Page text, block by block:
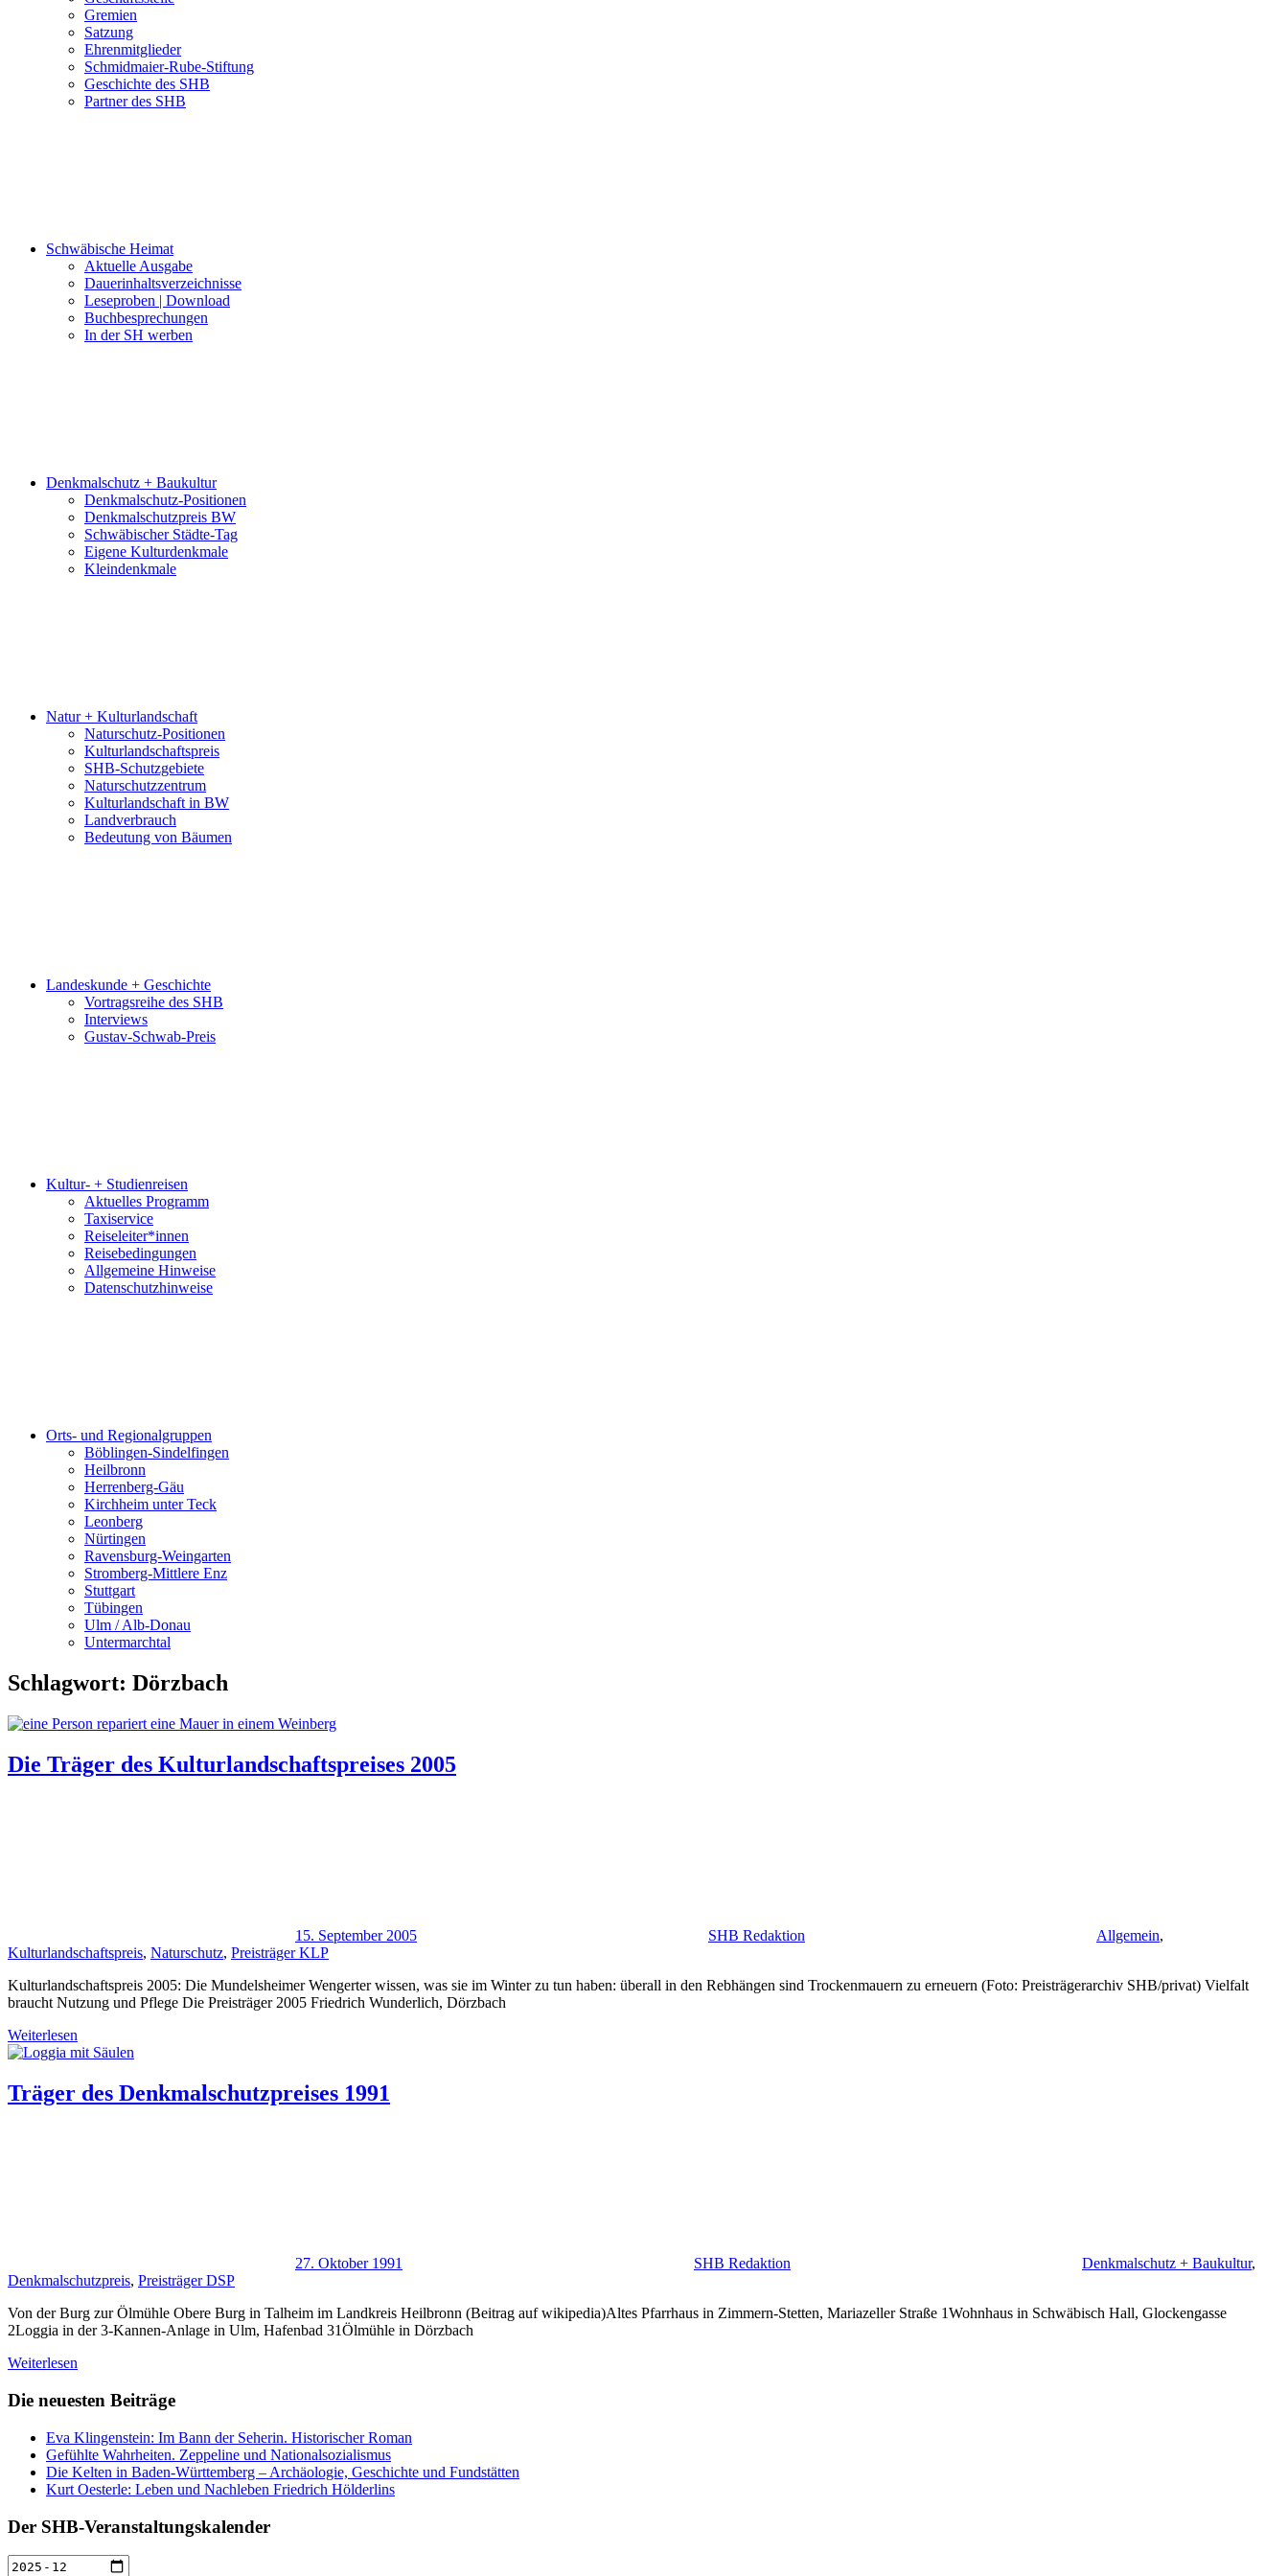
Gremien
Satzung
Ehrenmitglieder
Schmidmaier-Rube-Stiftung
Geschichte des SHB
Partner des SHB
Schwäbische Heimat
Aktuelle Ausgabe
Dauerinhaltsverzeichnisse
Leseproben | Download
Buchbesprechungen
In der SH werben
Denkmalschutz + Baukultur
Denkmalschutz-Positionen
Denkmalschutzpreis BW
Schwäbischer Städte-Tag
Eigene Kulturdenkmale
Kleindenkmale
Natur + Kulturlandschaft
Naturschutz-Positionen
Kulturlandschaftspreis
SHB-Schutzgebiete
Naturschutzzentrum
Kulturlandschaft in BW
Landverbrauch
Bedeutung von Bäumen
Landeskunde + Geschichte
Vortragsreihe des SHB
Interviews
Gustav-Schwab-Preis
Kultur- + Studienreisen
Aktuelles Programm
Taxiservice
Reiseleiter*innen
Reisebedingungen
Allgemeine Hinweise
Datenschutzhinweise
Orts- und Regionalgruppen
Böblingen-Sindelfingen
Heilbronn
Herrenberg-Gäu
Kirchheim unter Teck
Leonberg
Nürtingen
Ravensburg-Weingarten
Stromberg-Mittlere Enz
Stuttgart
Tübingen
Ulm / Alb-Donau
Untermarchtal
Schlagwort: Dörzbach
Die Träger des Kulturlandschaftspreises 2005
15. September 2005 SHB Redaktion Allgemein,
Kulturlandschaftspreis, Naturschutz, Preisträger KLP
Kulturlandschaftspreis 2005: Die Mundelsheimer Wengerter wissen, was sie im Winter zu tun haben: überall in den Rebhängen sind Trockenmauern zu erneuern (Foto: Preisträgerarchiv SHB/privat) Vielfalt
braucht Nutzung und Pflege Die Preisträger 2005 Friedrich Wunderlich, Dörzbach
Weiterlesen
Träger des Denkmalschutzpreises 1991
27. Oktober 1991 SHB Redaktion Denkmalschutz + Baukultur,
Denkmalschutzpreis, Preisträger DSP
Von der Burg zur Ölmühle Obere Burg in Talheim im Landkreis Heilbronn (Beitrag auf wikipedia)Altes Pfarrhaus in Zimmern-Stetten, Mariazeller Straße 1Wohnhaus in Schwäbisch Hall, Glockengasse
2Loggia in der 3-Kannen-Anlage in Ulm, Hafenbad 31Ölmühle in Dörzbach
Weiterlesen
Die neuesten Beiträge
Eva Klingenstein: Im Bann der Seherin. Historischer Roman
Gefühlte Wahrheiten. Zeppeline und Nationalsozialismus
Die Kelten in Baden-Württemberg – Archäologie, Geschichte und Fundstätten
Kurt Oesterle: Leben und Nachleben Friedrich Hölderlins
Der SHB-Veranstaltungskalender